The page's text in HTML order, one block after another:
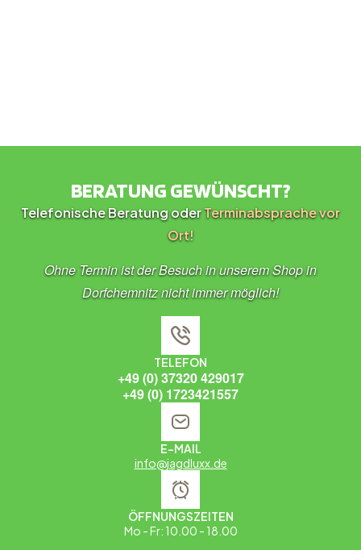
BERATUNG GEWÜNSCHT?
Telefonische Beratung oderTerminabsprache vor
Ort!
Ohne Termin ist der Besuch in unserem Shop in
Dorfchemnitz nicht immer möglich!
TELEFON
+49 (0) 37320 429017
+49 (0) 1723421557
E-MAIL
info@jagdluxx.de
ÖFFNUNGSZEITEN
Mo - Fr: 10.00 - 18.00